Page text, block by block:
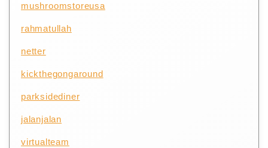
mushroomstoreusa
rahmatullah
netter
kickthegongaround
parksidediner
jalanjalan
virtualteam